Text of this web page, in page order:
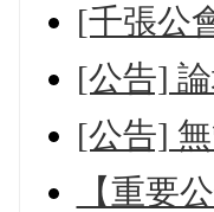
[千張公
[公告]
[公告]
【重要